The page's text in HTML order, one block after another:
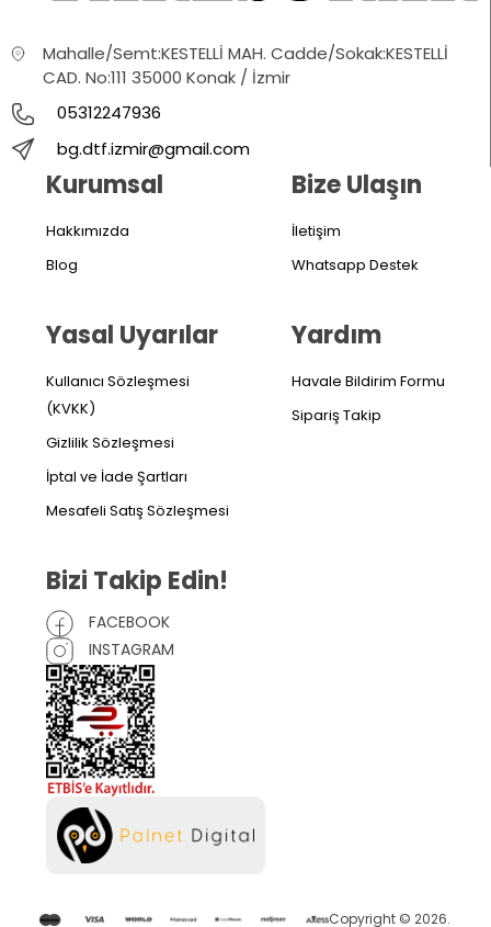
Mahalle/Semt:KESTELLİ MAH. Cadde/Sokak:KESTELLİ
CAD. No:111 35000 Konak / İzmir
05312247936
bg.dtf.izmir@gmail.com
Kurumsal
Hakkımızda
Blog
Yasal Uyarılar
Kullanıcı Sözleşmesi
(KVKK)
Gizlilik Sözleşmesi
İptal ve İade Şartları
Mesafeli Satış Sözleşmesi
Bize Ulaşın
İletişim
Whatsapp Destek
Yardım
Havale Bildirim Formu
Sipariş Takip
Bizi Takip Edin!
FACEBOOK
INSTAGRAM
Copyright © 2026.